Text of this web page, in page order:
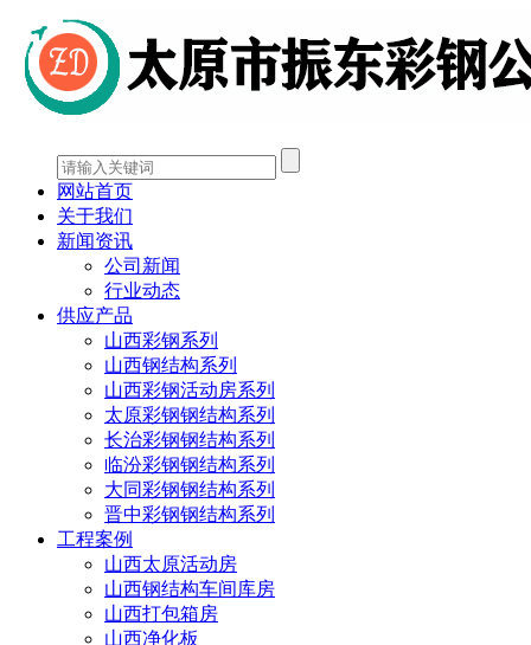
网站首页
关于我们
新闻资讯
公司新闻
行业动态
供应产品
山西彩钢系列
山西钢结构系列
山西彩钢活动房系列
太原彩钢钢结构系列
长治彩钢钢结构系列
临汾彩钢钢结构系列
大同彩钢钢结构系列
晋中彩钢钢结构系列
工程案例
山西太原活动房
山西钢结构车间库房
山西打包箱房
山西净化板